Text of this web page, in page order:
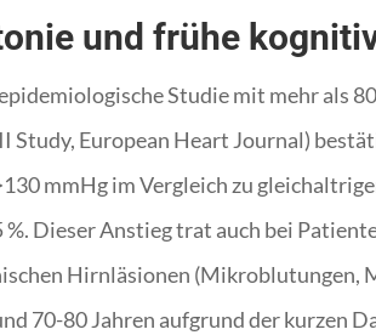
und frühe
Studie mit mehr als
Study, European Heart Journal)
mmHg im Vergleich zu
%. Dieser Anstieg trat auch bei
Hirnläsionen (Mikroblutungen,
70-80 Jahren aufgrund der kurzen